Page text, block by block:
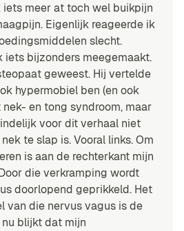
meer at toch wel buikpijn
Eigenlijk reageerde ik
slecht.
iets bijzonders meegemaakt.
geweest. Hij vertelde
hypermobiel ben (en ook
en tong syndroom, maar
voor dit verhaal niet
te slap is. Vooral links. Om
is aan de rechterkant mijn
die verkramping wordt
doorlopend geprikkeld. Het
van die nervus vagus is de
nu blijkt dat mijn